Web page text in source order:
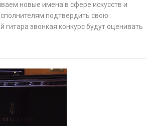
новые имена в сфере искусств и
подтвердить свою
гитара звонкая конкурс будут оценивать